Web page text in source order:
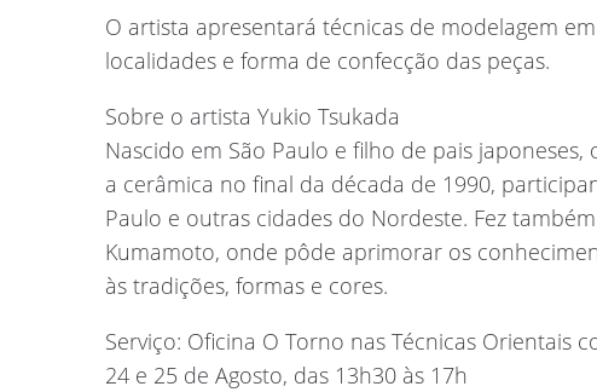
O artista apresentará técnicas de modelagem
localidades e forma de confecção das peças.
Sobre o artista Yukio Tsukada
Nascido em São Paulo e filho de pais
a cerâmica no final da década de 1990,
Paulo e outras cidades do Nordeste. Fez
Kumamoto, onde pôde aprimorar os
às tradições, formas e cores.
Serviço: Oficina O Torno nas Técnicas Orientais
24 e 25 de Agosto, das 13h30 às 17h